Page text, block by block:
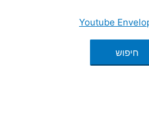
Youtube
חיפוש